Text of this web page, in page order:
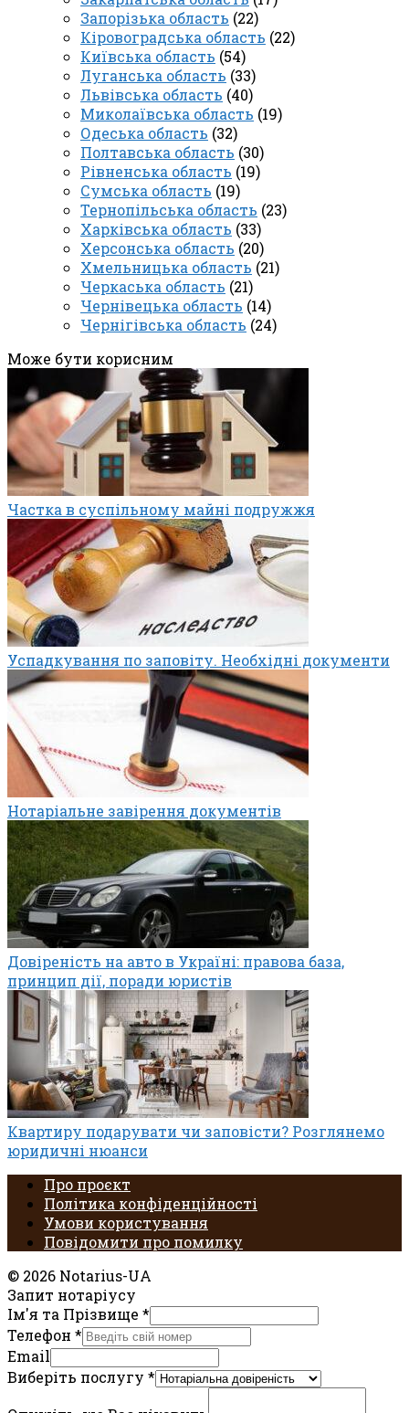
Запорізька область (22)
Кіровоградська область (22)
Київська область (54)
Луганська область (33)
Львівська область (40)
Миколаївська область (19)
Одеська область (32)
Полтавська область (30)
Рівненська область (19)
Сумська область (19)
Тернопільська область (23)
Харківська область (33)
Херсонська область (20)
Хмельницька область (21)
Черкаська область (21)
Чернівецька область (14)
Чернігівська область (24)
Може бути корисним
Частка в суспільному майні подружжя
Успадкування по заповіту. Необхідні документи
Нотаріальне завірення документів
Довіреність на авто в Україні: правова база,
принцип дії, поради юристів
Квартиру подарувати чи заповісти? Розглянемо
юридичні нюанси
Про проєкт
Політика конфіденційності
Умови користування
Повідомити про помилку
© 2026 Notarius-UA
Запит нотаріусу
Ім'я та Прізвище *
Телефон *
Email
Виберіть послугу *